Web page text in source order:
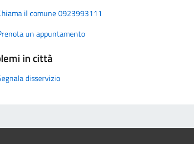
il comune 0923993111
un appuntamento
in città
disservizio